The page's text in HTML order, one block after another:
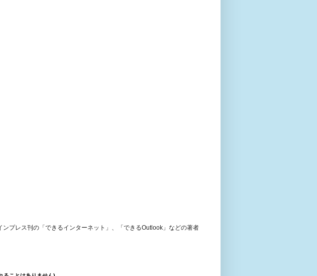
プレス刊の「できるインターネット」、「できるOutlook」などの著者